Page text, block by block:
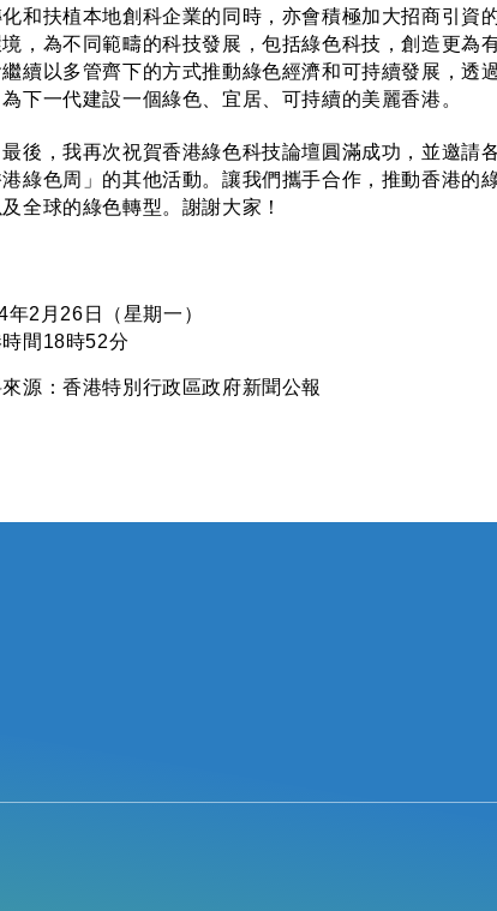
和扶植本地創科企業的同時，亦會積極加大招商引資
，為不同範疇的科技發展，包括綠色科技，創造更為
繼續以多管齊下的方式推動綠色經濟和可持續發展，透
為下一代建設一個綠色、宜居、可持續的美麗香港。
，我再次祝賀香港綠色科技論壇圓滿成功，並邀請
港綠色周」的其他活動。讓我們攜手合作，推動香港的
全球的綠色轉型。謝謝大家！
年2月26日（星期一）
間18時52分
源：香港特別行政區政府新聞公報